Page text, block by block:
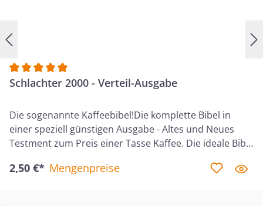
Durchschnittliche Bewertung von 5 von 5 Sternen
Schlachter 2000 - Verteil-Ausgabe
Die sogenannte Kaffeebibel!Die komplette Bibel in
einer speziell günstigen Ausgabe - Altes und Neues
Testment zum Preis einer Tasse Kaffee. Die ideale Bibel
Text für erste Entdeckungen. Schlachter Version 2000 -
2,50 €* Mengenpreise